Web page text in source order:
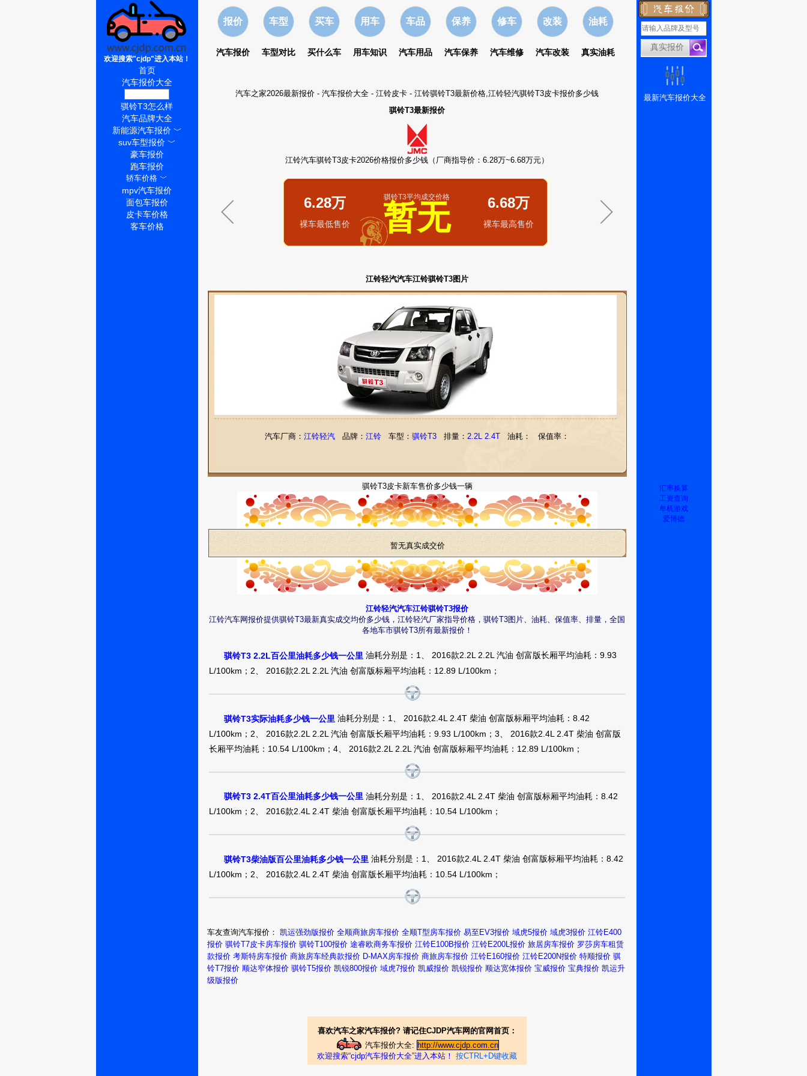
报价
汽车报价
车型
车型对比
买车
买什么车
用车
用车知识
车品
汽车用品
保养
汽车保养
修车
汽车维修
改装
汽车改装
油耗
真实油耗
汽车之家2026最新报价 - 汽车报价大全 - 江铃皮卡 - 江铃骐铃T3最新价格,江铃轻汽骐铃T3皮卡报价多少钱
骐铃T3最新报价
江铃汽车骐铃T3皮卡2026价格报价多少钱（厂商指导价：6.28万~6.68万元）
6.28万
裸车最低售价
骐铃T3平均成交价格
暂无 6.68万
裸车最高售价
江铃轻汽汽车江铃骐铃T3图片
汽车厂商： 江铃轻汽 品牌： 江铃 车型： 骐铃T3 排量： 2.2L 2.4T 油耗： 保值率：
骐铃T3皮卡新车售价多少钱一辆
暂无真实成交价
江铃轻汽汽车江铃骐铃T3报价
江铃汽车网报价提供骐铃T3最新真实成交均价多少钱，江铃轻汽厂家指导价格，骐铃T3图片、油耗、保值率、排量，全国
各地车市骐铃T3所有最新报价！
骐铃T3 2.2L百公里油耗多少钱一公里 油耗分别是：1、 2016款2.2L 2.2L 汽油 创富版长厢平均油耗：9.93
L/100km；2、 2016款2.2L 2.2L 汽油 创富版标厢平均油耗：12.89 L/100km；
骐铃T3实际油耗多少钱一公里 油耗分别是：1、 2016款2.4L 2.4T 柴油 创富版标厢平均油耗：8.42
L/100km；2、 2016款2.2L 2.2L 汽油 创富版长厢平均油耗：9.93 L/100km；3、 2016款2.4L 2.4T 柴油 创富版
长厢平均油耗：10.54 L/100km；4、 2016款2.2L 2.2L 汽油 创富版标厢平均油耗：12.89 L/100km；
骐铃T3 2.4T百公里油耗多少钱一公里 油耗分别是：1、 2016款2.4L 2.4T 柴油 创富版标厢平均油耗：8.42
L/100km；2、 2016款2.4L 2.4T 柴油 创富版长厢平均油耗：10.54 L/100km；
骐铃T3柴油版百公里油耗多少钱一公里 油耗分别是：1、 2016款2.4L 2.4T 柴油 创富版标厢平均油耗：8.42
L/100km；2、 2016款2.4L 2.4T 柴油 创富版长厢平均油耗：10.54 L/100km；
车友查询汽车报价： 凯运强劲版报价 全顺商旅房车报价 全顺T型房车报价 易至EV3报价 域虎5报价 域虎3报价 江铃E400
报价 骐铃T7皮卡房车报价 骐铃T100报价 途睿欧商务车报价 江铃E100B报价 江铃E200L报价 旅居房车报价 罗莎房车租赁
款报价 考斯特房车报价 商旅房车经典款报价 D-MAX房车报价 商旅房车报价 江铃E160报价 江铃E200N报价 特顺报价 骐
铃T7报价 顺达窄体报价 骐铃T5报价 凯锐800报价 域虎7报价 凯威报价 凯锐报价 顺达宽体报价 宝威报价 宝典报价 凯运升
级版报价
喜欢汽车之家汽车报价? 请记住CJDP汽车网的官网首页：
汽车报价大全: http://www.cjdp.com.cn
欢迎搜索“cjdp汽车报价大全”进入本站！ 按CTRL+D键收藏
欢迎搜索"cjdp"进入本站！
首页
汽车报价大全
骐铃T3怎么样
汽车品牌大全
新能源汽车报价﹀
suv车型报价﹀
豪车报价
跑车报价
轿车价格 ﹀
mpv汽车报价
面包车报价
皮卡车价格
客车价格
最新汽车报价大全
汇率换算
工资查询
单机游戏
爱博德